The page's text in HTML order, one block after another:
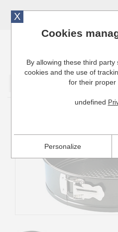
Cuisinresto: Ustensiles de
X
Cookies
By allowing these third
cookies and the use of
for their proper
undefined
Personalize